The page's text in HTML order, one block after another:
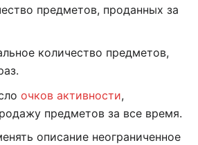
предметов, проданных за
количество предметов,
очков активности,
предметов за все время.
описание неограниченное